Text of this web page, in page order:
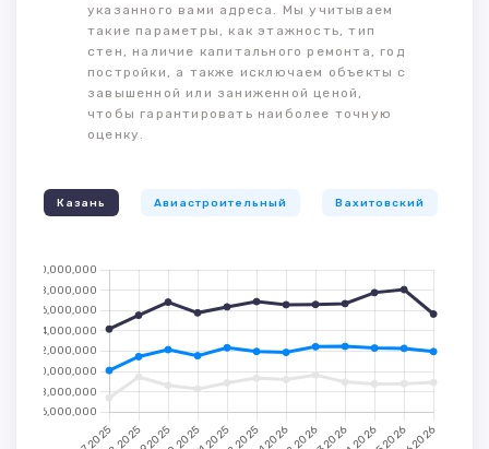
указанного вами адреса. Мы учитываем
такие параметры, как этажность, тип
стен, наличие капитального ремонта, год
постройки, а также исключаем объекты с
завышенной или заниженной ценой,
чтобы гарантировать наиболее точную
оценку.
Казань Авиастроительный Вахитовский